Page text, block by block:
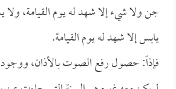
جن ولا شيء إلا شهد له يوم القيامة،
يابس إلا شهد له يوم القيامة.
فإذاً: حصول رفع الصوت بالأذان، ووجود